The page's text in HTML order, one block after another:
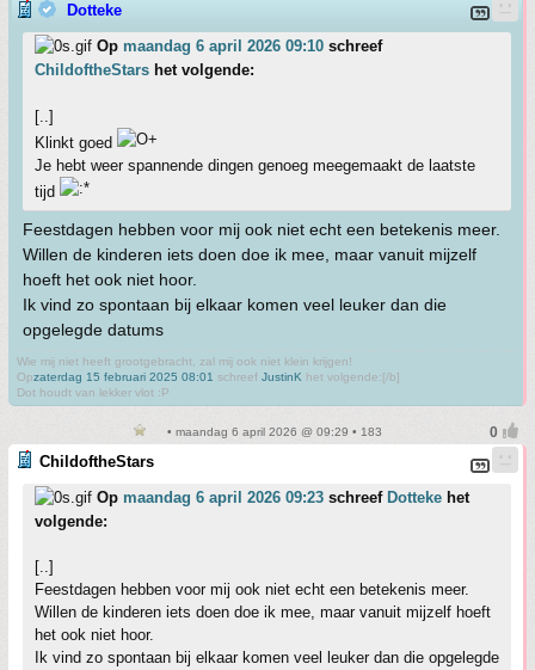
Dotteke
Op maandag 6 april 2026 09:10 schreef
ChildoftheStars het volgende:
[..]
Klinkt goed
Je hebt weer spannende dingen genoeg meegemaakt de laatste
tijd
Feestdagen hebben voor mij ook niet echt een betekenis meer.
Willen de kinderen iets doen doe ik mee, maar vanuit mijzelf
hoeft het ook niet hoor.
Ik vind zo spontaan bij elkaar komen veel leuker dan die
opgelegde datums
Wie mij niet heeft grootgebracht, zal mij ook niet klein krijgen!
Opzaterdag 15 februari 2025 08:01 schreef JustinK het volgende:[/b]
Dot houdt van lekker vlot :P
• maandag 6 april 2026 @ 09:29 • 183
ChildoftheStars
Op maandag 6 april 2026 09:23 schreef Dotteke het
volgende:
[..]
Feestdagen hebben voor mij ook niet echt een betekenis meer.
Willen de kinderen iets doen doe ik mee, maar vanuit mijzelf hoeft
het ook niet hoor.
Ik vind zo spontaan bij elkaar komen veel leuker dan die opgelegde